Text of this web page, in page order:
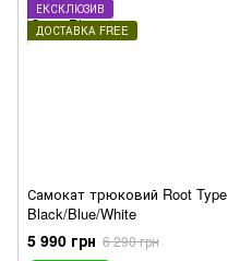
ЕКСКЛЮЗИВ
ДОСТАВКА FREE
Самокат трюковий Root Type
Black/Blue/White
5 990 грн 6 290 грн